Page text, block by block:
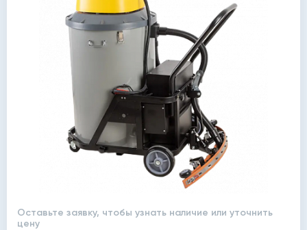
Оставьте заявку, чтобы узнать наличие или уточнить
цену